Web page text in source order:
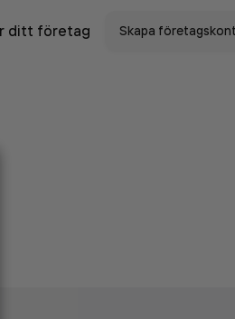
ditt företag Skapa